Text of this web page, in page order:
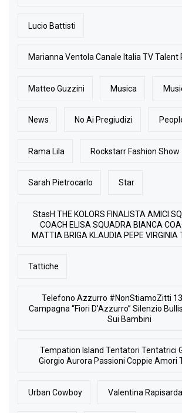
Lucio Battisti
Marianna Ventola Canale Italia TV Talent
Matteo Guzzini Musica
News No Ai Pregiudizi
Rama Lila Rockstarr Fashion Show
Sarah Pietrocarlo Star
StasH THE KOLORS FINALISTA AMICI
COACH ELISA SQUADRA BIANCA
MATTIA BRIGA KLAUDIA PEPE VIRGINIA
Tattiche
Telefono Azzurro #NonStiamoZitti
Campagna “Fiori D’Azzurro” Silenzio
Sui Bambini
Tempation Island Tentatori Tentatrici
Giorgio Aurora Passioni Coppie Amori
Urban Cowboy Valentina Rapisarda